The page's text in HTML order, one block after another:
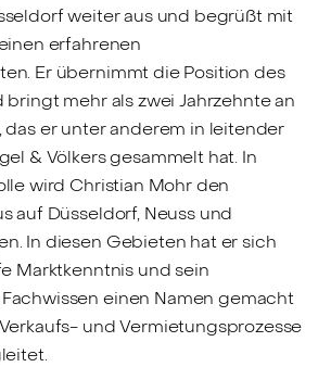
weiter aus und begrüßt mit
erfahrenen
Er übernimmt die Position des
bringt mehr als zwei Jahrzehnte an
das er unter anderem in leitender
& Völkers gesammelt hat. In
wird Christian Mohr den
auf Düsseldorf, Neuss und
In diesen Gebieten hat er sich
Marktkenntnis und sein
einen Namen gemacht
und Vermietungsprozesse